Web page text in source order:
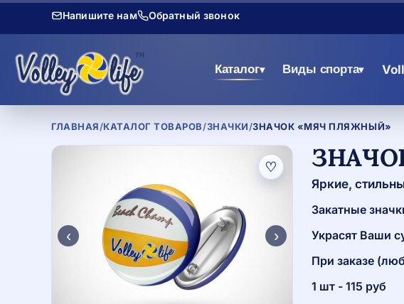
Напишите нам Обратный звонок
Каталог▾ Виды спорта▾
ГЛАВНАЯ/КАТАЛОГ ТОВАРОВ/ЗНАЧКИ/ЗНАЧОК «МЯЧ ПЛЯЖНЫЙ»
♡
‹ ›
Яркие,
Закатные
Украсят Ваши
При заказе
1 шт - 115 руб